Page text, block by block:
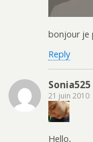
bonjour je
Reply
Sonia525
21 juin 2010
Hello,